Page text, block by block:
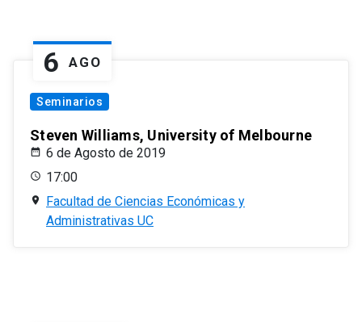
6 AGO
Seminarios
Steven Williams, University of Melbourne
6 de Agosto de 2019
17:00
Facultad de Ciencias Económicas y
Administrativas UC